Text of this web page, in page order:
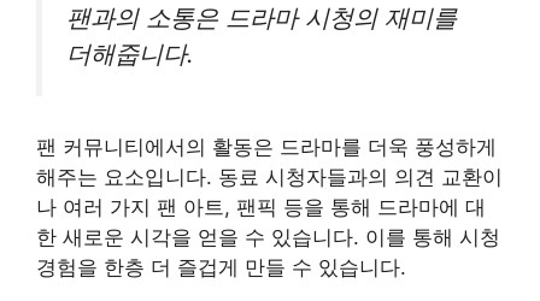
팬과의 소통은 드라마 시청의 재미를
더해줍니다.
팬 커뮤니티에서의 활동은 드라마를 더욱 풍성하게
해주는 요소입니다. 동료 시청자들과의 의견 교환이
나 여러 가지 팬 아트, 팬픽 등을 통해 드라마에 대
한 새로운 시각을 얻을 수 있습니다. 이를 통해 시청
경험을 한층 더 즐겁게 만들 수 있습니다.